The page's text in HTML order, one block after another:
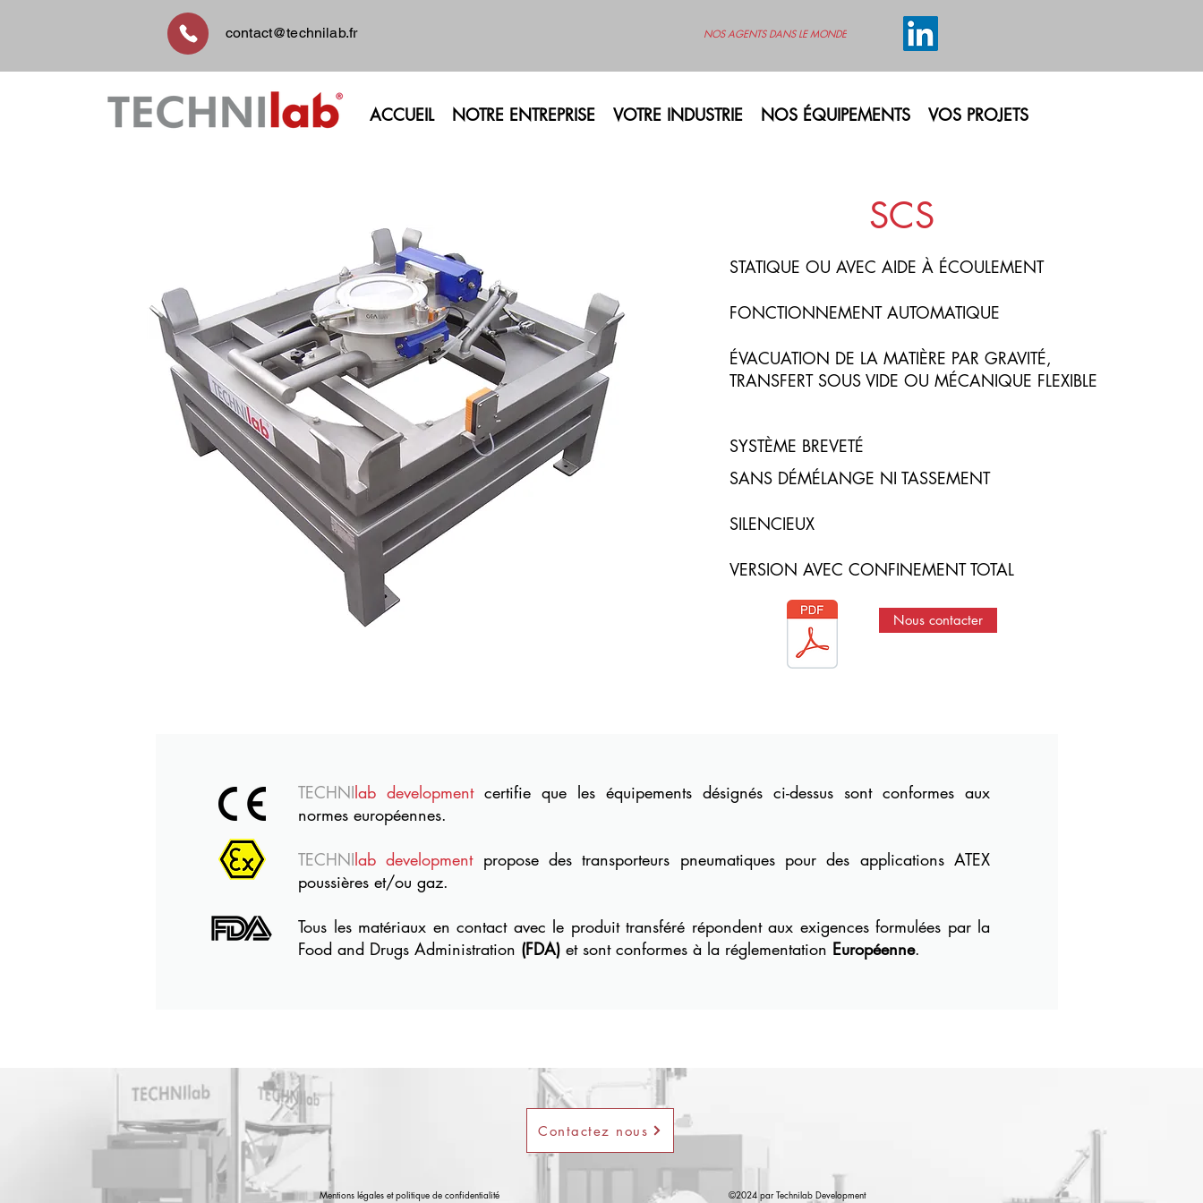
ACCUEIL NOTRE ENTREPRISE VOTRE INDUSTRIE NOS ÉQUIPEMENTS VOS PROJETS
contact@technilab.fr NOS AGENTS DANS LE MONDE
SCS
STATIQUE OU AVEC AIDE À ÉCOULEMENT
FONCTIONNEMENT AUTOMATIQUE
ÉVACUATION DE LA MATIÈRE PAR GRAVITÉ,
TRANSFERT SOUS VIDE OU MÉCANIQUE FLEXIBLE
SYSTÈME BREVETÉ
SANS DÉMÉLANGE NI TASSEMENT
SILENCIEUX
VERSION AVEC CONFINEMENT TOTAL
Nous contacter
TECHNIlab developmentcertifie que les équipements désignés ci-dessus sont conformes aux
normes européennes.
TECHNIlab developmentpropose des transporteurs pneumatiques pour des applicationsATEX
poussières et/ou gaz.
Tous les matériaux en contact avec le produit transféré répondent aux exigences formulées par la
Food and Drugs Administration (FDA) et sont conformes à la réglementation Européenne.
Contactez nous
Mentions légales et politique de confidentialité ©2024 par Technilab Development